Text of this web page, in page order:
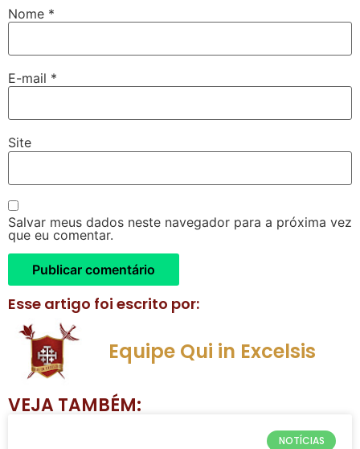
Nome *
E-mail *
Site
Salvar meus dados neste navegador para a próxima vez
que eu comentar.
Esse artigo foi escrito por:
Equipe Qui in Excelsis
VEJA TAMBÉM:
NOTÍCIAS